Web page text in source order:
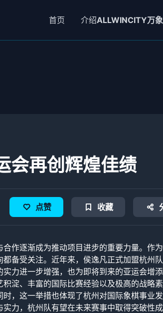
首页 介绍ALLWINCITY万
会再创辉煌佳绩
点赞 收藏
作逐渐成为推动项目进步的重要力量。作
备受关注。近年来，侯逸凡正式加盟杭州
力进一步增强，也为即将到来的亚运会增
淀、丰富的国际比赛经验以及极高的战略素
，这一举措也体现了杭州对国际象棋事业
力，杭州队有望在未来赛事中取得突破性成